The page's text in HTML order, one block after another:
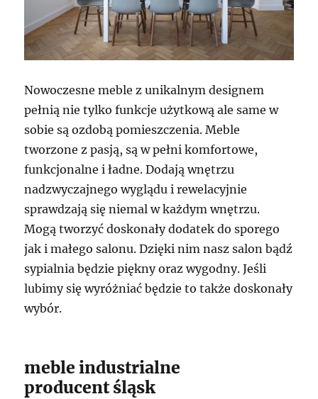
Nowoczesne meble z unikalnym designem
pełnią nie tylko funkcje użytkową ale same w
sobie są ozdobą pomieszczenia. Meble
tworzone z pasją, są w pełni komfortowe,
funkcjonalne i ładne. Dodają wnętrzu
nadzwyczajnego wyglądu i rewelacyjnie
sprawdzają się niemal w każdym wnętrzu.
Mogą tworzyć doskonały dodatek do sporego
jak i małego salonu. Dzięki nim nasz salon bądź
sypialnia będzie piękny oraz wygodny. Jeśli
lubimy się wyróżniać będzie to także doskonały
wybór.
meble industrialne
producent śląsk